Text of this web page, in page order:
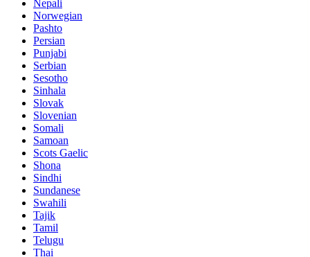
Nepali
Norwegian
Pashto
Persian
Punjabi
Serbian
Sesotho
Sinhala
Slovak
Slovenian
Somali
Samoan
Scots Gaelic
Shona
Sindhi
Sundanese
Swahili
Tajik
Tamil
Telugu
Thai